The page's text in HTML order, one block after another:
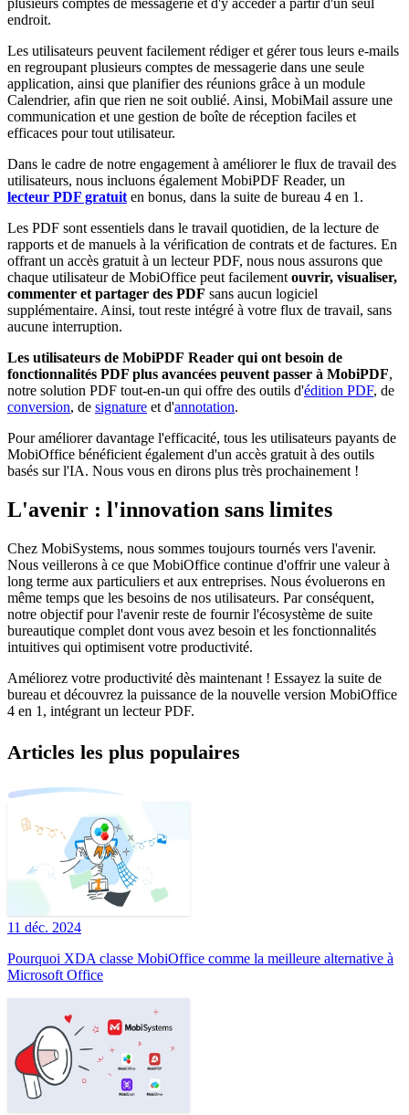
plusieurs comptes de messagerie et d'y accéder à partir d'un seul
endroit.
Les utilisateurs peuvent facilement rédiger et gérer tous leurs e-mails
en regroupant plusieurs comptes de messagerie dans une seule
application, ainsi que planifier des réunions grâce à un module
Calendrier, afin que rien ne soit oublié. Ainsi, MobiMail assure une
communication et une gestion de boîte de réception faciles et
efficaces pour tout utilisateur.
Dans le cadre de notre engagement à améliorer le flux de travail des
utilisateurs, nous incluons également MobiPDF Reader, un
lecteur PDF gratuiten bonus, dans la suite de bureau 4 en 1.
Les PDF sont essentiels dans le travail quotidien, de la lecture de
rapports et de manuels à la vérification de contrats et de factures. En
offrant un accès gratuit à un lecteur PDF, nous nous assurons que
chaque utilisateur de MobiOffice peut facilementouvrir, visualiser,
commenter et partager des PDF sans aucun logiciel
supplémentaire. Ainsi, tout reste intégré à votre flux de travail, sans
aucune interruption.
Les utilisateurs de MobiPDF Reader qui ont besoin de
fonctionnalités PDF plus avancées peuvent passer à MobiPDF,
notre solution PDF tout-en-un qui offre des outils d'édition PDF, de
conversion, de signature et d'annotation.
Pour améliorer davantage l'efficacité, tous les utilisateurs payants de
MobiOffice bénéficient également d'un accès gratuit à des outils
basés sur l'IA. Nous vous en dirons plus très prochainement !
L'avenir : l'innovation sans limites
Chez MobiSystems, nous sommes toujours tournés vers l'avenir.
Nous veillerons à ce que MobiOffice continue d'offrir une valeur à
long terme aux particuliers et aux entreprises. Nous évoluerons en
même temps que les besoins de nos utilisateurs. Par conséquent,
notre objectif pour l'avenir reste de fournir l'écosystème de suite
bureautique complet dont vous avez besoin et les fonctionnalités
intuitives qui optimisent votre productivité.
Améliorez votre productivité dès maintenant ! Essayez la suite de
bureau et découvrez la puissance de la nouvelle version MobiOffice
4 en 1, intégrant un lecteur PDF.
Articles les plus populaires
11 déc. 2024
Pourquoi XDA classe MobiOffice comme la meilleure alternative à
Microsoft Office